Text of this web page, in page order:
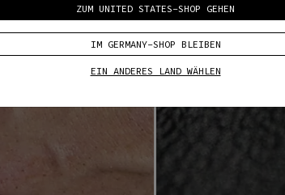
ZUM UNITED STATES-SHOP GEHEN
IM GERMANY-SHOP BLEIBEN
EIN ANDERES LAND WÄHLEN